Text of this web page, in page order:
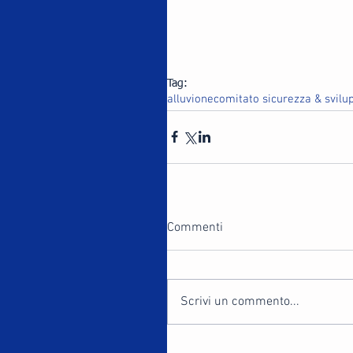
Tag:
alluvionecomitato sicurezza &
Commenti
Scrivi un commento...